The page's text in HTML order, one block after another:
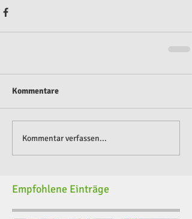
Kommentare
Kommentar verfassen...
Empfohlene Einträge